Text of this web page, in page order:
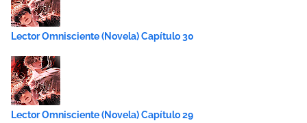
Lector Omnisciente (Novela) Capítulo 30
Lector Omnisciente (Novela) Capítulo 29